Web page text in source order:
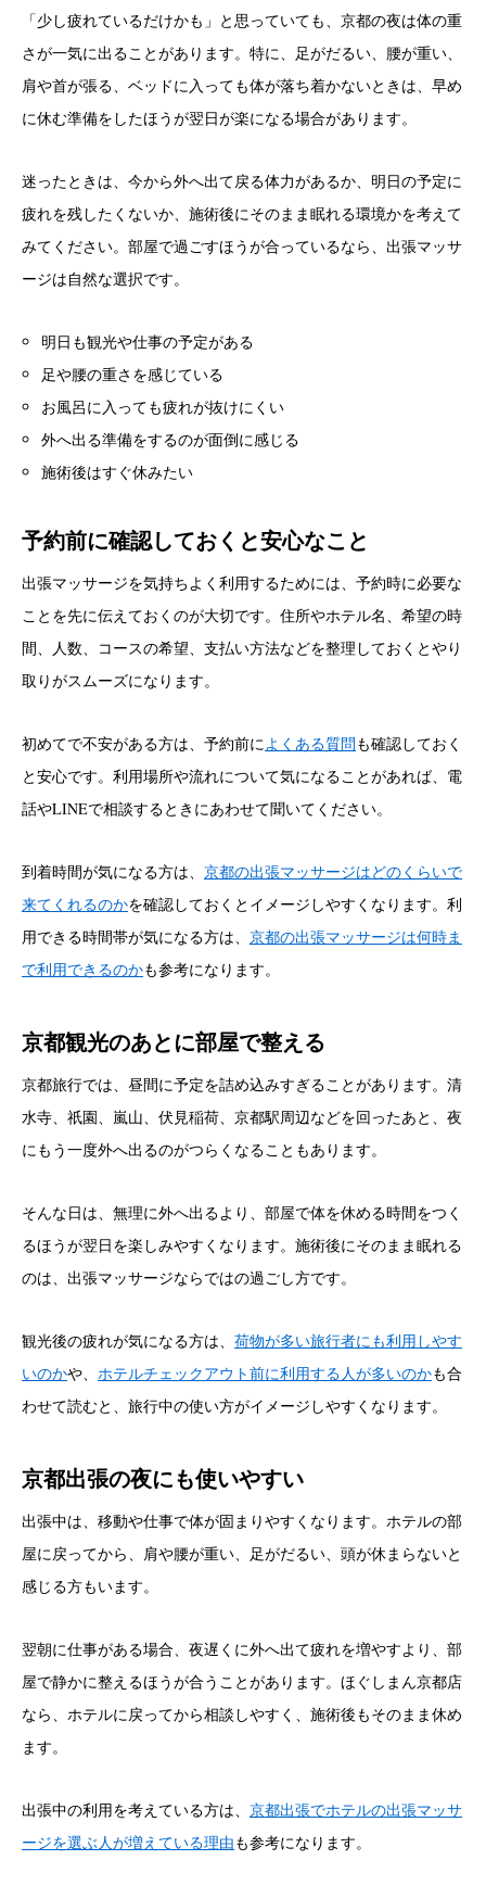
「少し疲れているだけかも」と思っていても、京都の夜は体の重
さが一気に出ることがあります。特に、足がだるい、腰が重い、
肩や首が張る、ベッドに入っても体が落ち着かないときは、早め
に休む準備をしたほうが翌日が楽になる場合があります。
迷ったときは、今から外へ出て戻る体力があるか、明日の予定に
疲れを残したくないか、施術後にそのまま眠れる環境かを考えて
みてください。部屋で過ごすほうが合っているなら、出張マッサ
ージは自然な選択です。
明日も観光や仕事の予定がある
足や腰の重さを感じている
お風呂に入っても疲れが抜けにくい
外へ出る準備をするのが面倒に感じる
施術後はすぐ休みたい
予約前に確認しておくと安心なこと
出張マッサージを気持ちよく利用するためには、予約時に必要な
ことを先に伝えておくのが大切です。住所やホテル名、希望の時
間、人数、コースの希望、支払い方法などを整理しておくとやり
取りがスムーズになります。
初めてで不安がある方は、予約前によくある質問も確認しておく
と安心です。利用場所や流れについて気になることがあれば、電
話やLINEで相談するときにあわせて聞いてください。
到着時間が気になる方は、 京都の出張マッサージはどのくらいで
来てくれるのかを確認しておくとイメージしやすくなります。利
用できる時間帯が気になる方は、 京都の出張マッサージは何時ま
で利用できるのかも参考になります。
京都観光のあとに部屋で整える
京都旅行では、昼間に予定を詰め込みすぎることがあります。清
水寺、祇園、嵐山、伏見稲荷、京都駅周辺などを回ったあと、夜
にもう一度外へ出るのがつらくなることもあります。
そんな日は、無理に外へ出るより、部屋で体を休める時間をつく
るほうが翌日を楽しみやすくなります。施術後にそのまま眠れる
のは、出張マッサージならではの過ごし方です。
観光後の疲れが気になる方は、 荷物が多い旅行者にも利用しやす
いのかや、 ホテルチェックアウト前に利用する人が多いのかも合
わせて読むと、旅行中の使い方がイメージしやすくなります。
京都出張の夜にも使いやすい
出張中は、移動や仕事で体が固まりやすくなります。ホテルの部
屋に戻ってから、肩や腰が重い、足がだるい、頭が休まらないと
感じる方もいます。
翌朝に仕事がある場合、夜遅くに外へ出て疲れを増やすより、部
屋で静かに整えるほうが合うことがあります。ほぐしまん京都店
なら、ホテルに戻ってから相談しやすく、施術後もそのまま休め
ます。
出張中の利用を考えている方は、 京都出張でホテルの出張マッサ
ージを選ぶ人が増えている理由も参考になります。